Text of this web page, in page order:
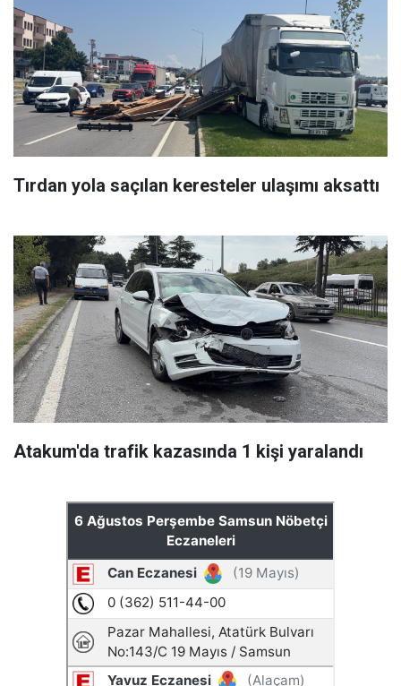
Tırdan yola saçılan keresteler ulaşımı aksattı
Atakum'da trafik kazasında 1 kişi yaralandı